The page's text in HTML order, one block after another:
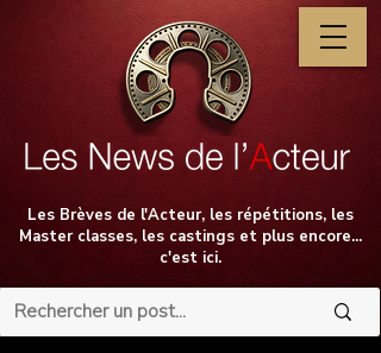
Les Brèves de l'Acteur, les répétitions, les
Master classes, les castings et plus encore...
c'est ici.